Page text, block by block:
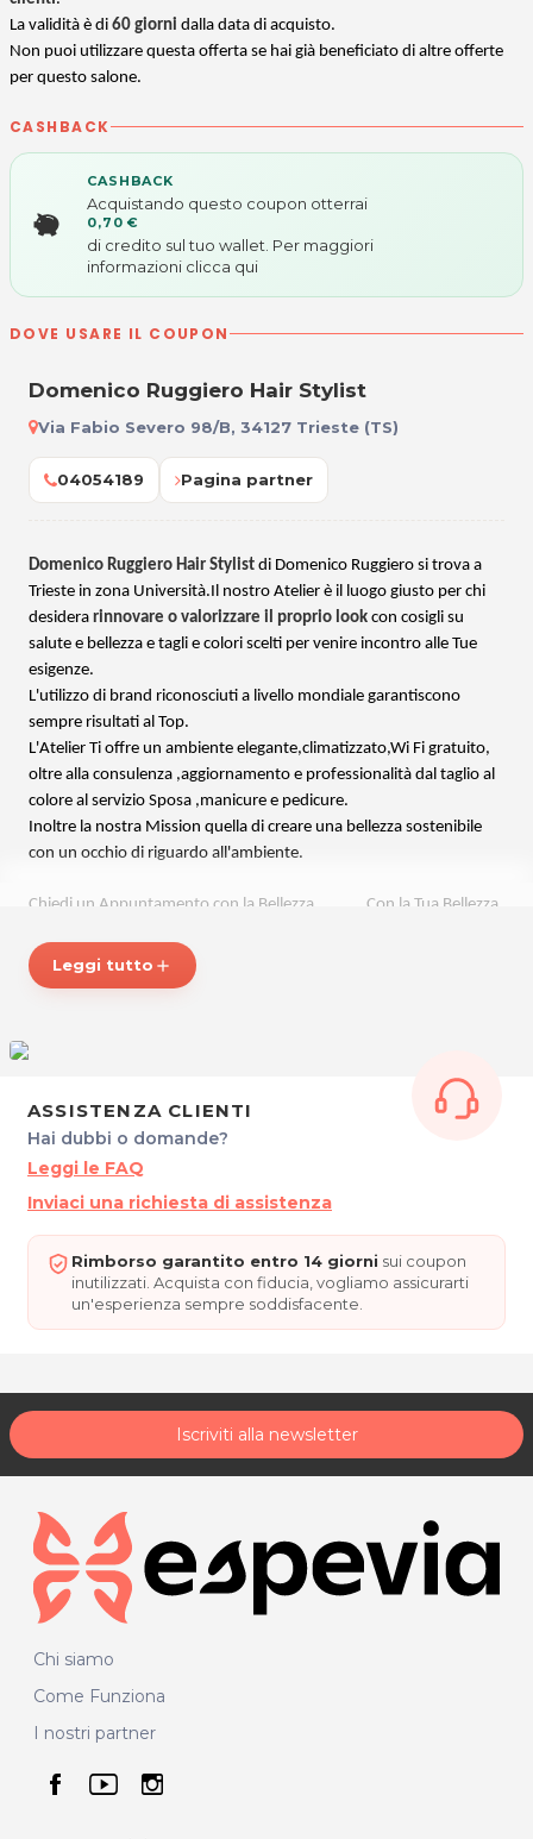
La validità è di 60 giorni dalla data di acquisto.
Non puoi utilizzare questa offerta se hai già beneficiato di altre offerte
per questo salone.
CASHBACK
CASHBACK
Acquistando questo coupon otterrai
0,70 €
di credito sul tuo wallet. Per maggiori
informazioni clicca qui
DOVE USARE IL COUPON
Domenico Ruggiero Hair Stylist
Via Fabio Severo 98/B, 34127 Trieste (TS)
04054189 Pagina partner
Domenico Ruggiero Hair Stylist di Domenico Ruggiero si trova a
Trieste in zona Università.Il nostro Atelier è il luogo giusto per chi
desidera rinnovare o valorizzare il proprio look con cosigli su
salute e bellezza e tagli e colori scelti per venire incontro alle Tue
esigenze.
L'utilizzo di brand riconosciuti a livello mondiale garantiscono
sempre risultati al Top.
L'Atelier Ti offre un ambiente elegante,climatizzato,Wi Fi gratuito,
oltre alla consulenza ,aggiornamento e professionalità dal taglio al
colore al servizio Sposa ,manicure e pedicure.
Inoltre la nostra Mission quella di creare una bellezza sostenibile
con un occhio di riguardo all'ambiente.
Chiedi un Appuntamento con la Bellezza...........Con la Tua Bellezza.
DOMENICO RUGGIERO HAIR STYLIST
Per ulteriori informazioni sull'offerta o sulle modalità di acquisto
Leggi tutto add
ASSISTENZA CLIENTI
Hai dubbi o domande?
Leggi le FAQ
Inviaci una richiesta di assistenza
Rimborso garantito entro 14 giorni sui coupon
inutilizzati. Acquista con fiducia, vogliamo assicurarti
un'esperienza sempre soddisfacente.
Iscriviti alla newsletter
Chi siamo
Come Funziona
I nostri partner
seguici su facebook
seguici su youtube
seguici su instagram